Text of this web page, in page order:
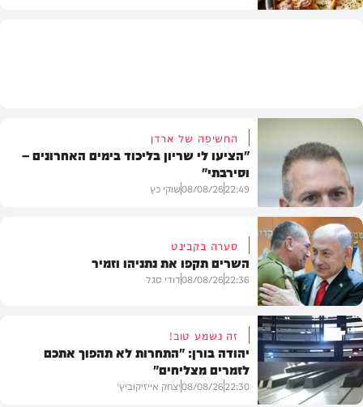
חדשות
החשיפה של ארדן
"הציעו לי שריון בליכוד בימים האחרונים –
וסירבתי"
22:49
08/08/26שוקי כץ
מדיני
סערה בקבינט
השרים תקפו את נתניהו וזמיר
22:36
08/08/26דודי סגל
זה נשמע טוב!
יהודה בורן: "התחרות לא תהפוך אתכם
לזמרים מצליחים"
22:30
08/08/26יצחק אייזיקוביץ'